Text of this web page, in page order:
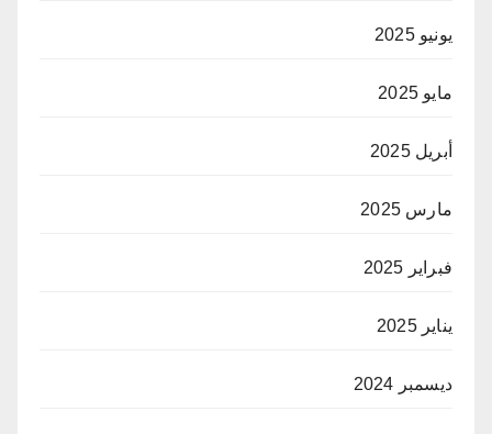
يونيو 2025
مايو 2025
أبريل 2025
مارس 2025
فبراير 2025
يناير 2025
ديسمبر 2024